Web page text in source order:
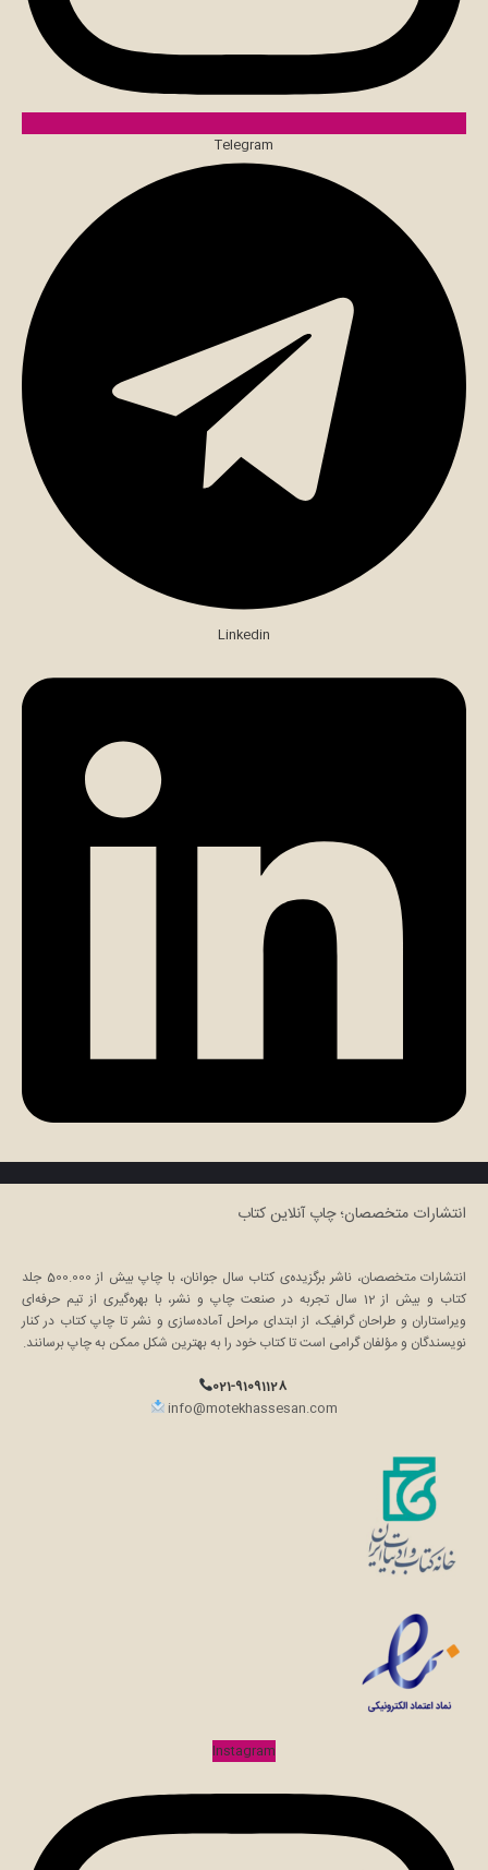
Telegram
Linkedin
انتشارات متخصصان؛ چاپ آنلاین کتاب
انتشارات متخصصان، ناشر برگزیده‌ی کتاب سال جوانان، با چاپ بیش از 500.000 جلد
کتاب و بیش از 12 سال تجربه در صنعت چاپ و نشر، با بهره‌گیری از تیم حرفه‌ای
ویراستاران و طراحان گرافیک، از ابتدای مراحل آماده‌سازی و نشر تا چاپ کتاب در کنار
نویسندگان و مؤلفان گرامی است تا کتاب خود را به بهترین شکل ممکن به چاپ برسانند.
021-91091128
info@motekhassesan.com
Instagram